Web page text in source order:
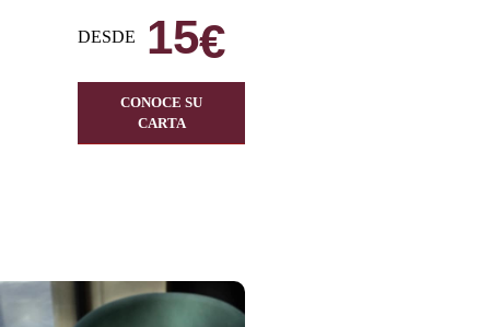
DESDE 15€
CONOCE SU
CARTA